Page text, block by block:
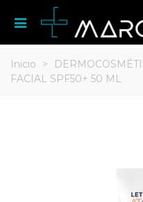
Inicio >
FACIAL SPF50+ 50 ML